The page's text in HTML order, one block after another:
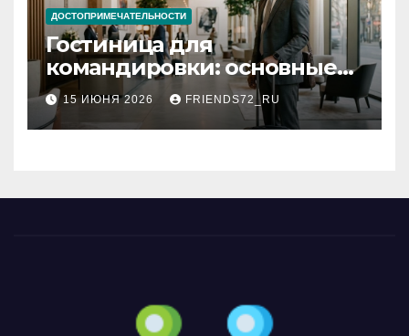
ДОСТОПРИМЕЧАТЕЛЬНОСТИ
Гостиница для
командировки: основные
критерии выбора
15 ИЮНЯ 2026 FRIENDS72_RU